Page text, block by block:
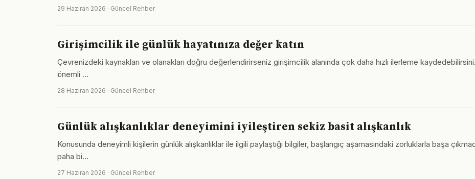
29 Haziran 2026 · Güncel Rehber
Girişimcilik ile günlük hayatınıza değer katın
Çevrenizdeki kaynakları ve olanakları doğru değerlendirirseniz girişimcilik alanında çok daha hızlı ilerleme
önemli …
28 Haziran 2026 · Güncel Rehber
Günlük alışkanlıklar deneyimini iyileştiren sekiz basit alışkanlık
Konusunda deneyimli kişilerin günlük alışkanlıklar ile ilgili paylaştığı bilgiler, başlangıç aşamasındaki zorluklarla başa
paha bi…
27 Haziran 2026 · Güncel Rehber